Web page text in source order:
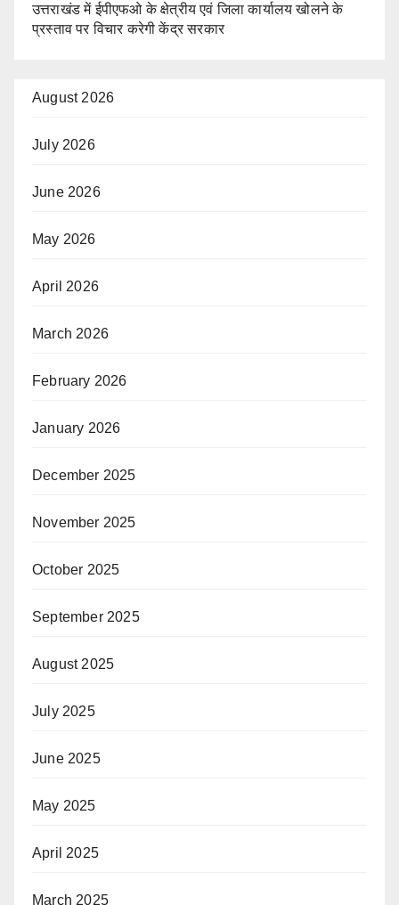
उत्तराखंड में ईपीएफओ के क्षेत्रीय एवं जिला कार्यालय खोलने के
प्रस्ताव पर विचार करेगी केंद्र सरकार
August 2026
July 2026
June 2026
May 2026
April 2026
March 2026
February 2026
January 2026
December 2025
November 2025
October 2025
September 2025
August 2025
July 2025
June 2025
May 2025
April 2025
March 2025